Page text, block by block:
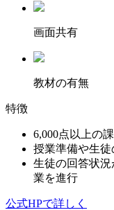
画面共有
教材の有無
特徴
6,000点以上の
授業準備や生
生徒の回答状
業を進行
公式HPで詳しく